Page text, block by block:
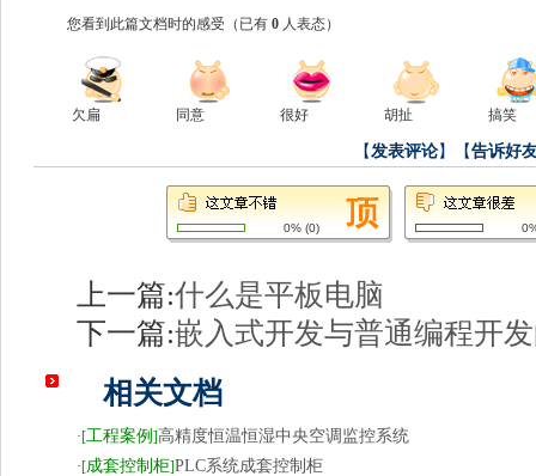
您看到此篇文档时的感受 （已有 0 人表态）
欠扁 同意 很好 胡扯 搞笑
【发表评论】【告诉好
0% (0)
上一篇:什么是平板电脑
下一篇:嵌入式开发与普通编程开
相关文档
·[工程案例 ]高精度恒温恒湿中央空调监控系统
·[成套控制柜]PLC系统成套控制柜